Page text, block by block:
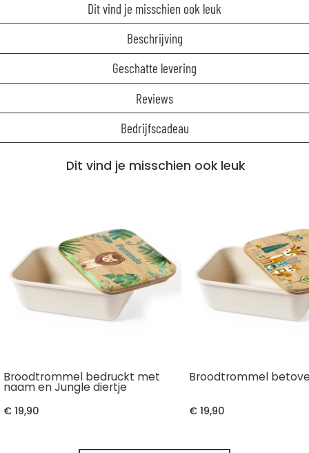
Dit vind je misschien ook leuk
Beschrijving
Geschatte levering
Reviews
Bedrijfscadeau
Dit vind je misschien ook leuk
Broodtrommel bedruckt met
naam en Jungle diertje
€ 19,90
Broodtrommel
€ 19,90